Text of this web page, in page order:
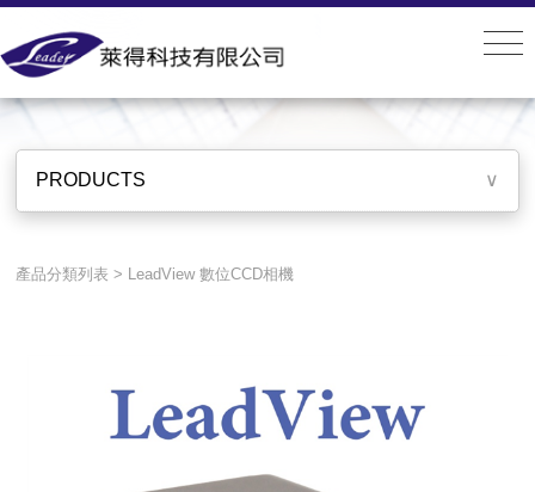
PRODUCTS
PRODUCTS ∨
產品分類列表 > LeadView 數位CCD相機